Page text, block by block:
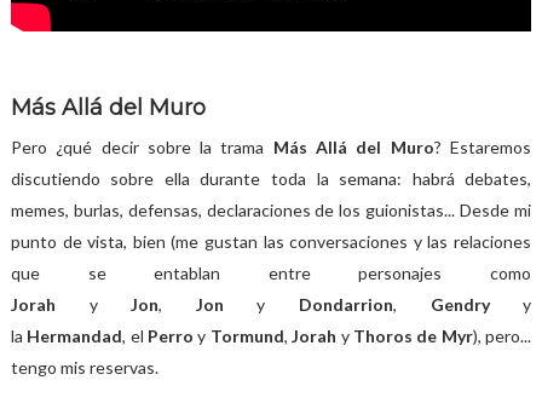
Más Allá del Muro
Pero ¿qué decir sobre la trama Más Allá del Muro? Estaremos
discutiendo sobre ella durante toda la semana: habrá debates,
memes, burlas, defensas, declaraciones de los guionistas... Desde mi
punto de vista, bien (me gustan las conversaciones y las relaciones
que se entablan entre personajes como
Jorah yJon, Jony Dondarrion, Gendryy
la Hermandad, el Perroy Tormund,Jorah y Thoros de Myr), pero...
tengo mis reservas.